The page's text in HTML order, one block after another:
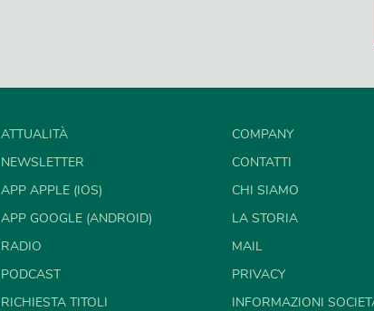
ATTUALITÀ
NEWSLETTER
APP APPLE (IOS)
APP GOOGLE (ANDROID)
RADIO
PODCAST
RICHIESTA TITOLI
COMPANY
CONTATTI
CHI SIAMO
LA STORIA
MAIL
PRIVACY
INFORMAZIONI